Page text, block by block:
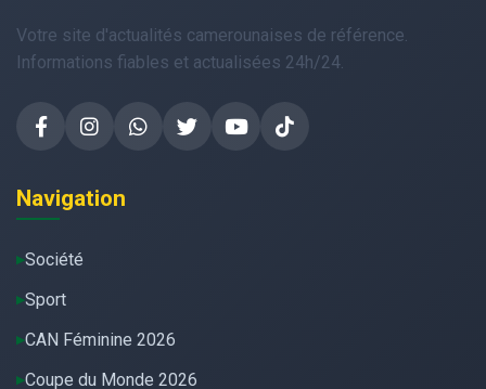
Votre site d'actualités camerounaises de référence.
Informations fiables et actualisées 24h/24.
Navigation
Société
Sport
CAN Féminine 2026
Coupe du Monde 2026